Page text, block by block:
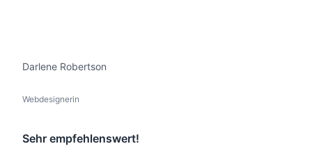
Darlene Robertson
Webdesignerin
Sehr empfehlenswert!